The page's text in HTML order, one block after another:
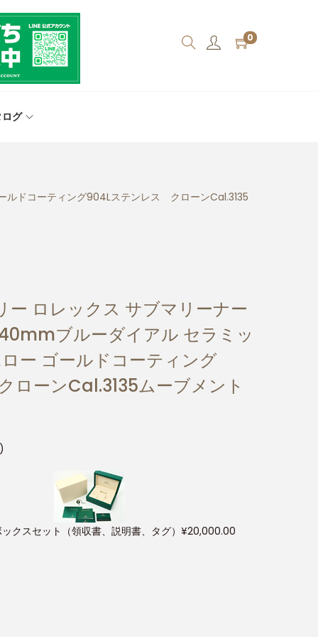
0
ログ
ルドコーティング904Lステンレス クローンCal.3135
ー ロレックス サブマリーナー
40mmブルーダイアル セラミッ
ー ゴールドコーティング
ーンCal.3135ムーブメント
クスセット（領収書、説明書、タグ） ¥20,000.00